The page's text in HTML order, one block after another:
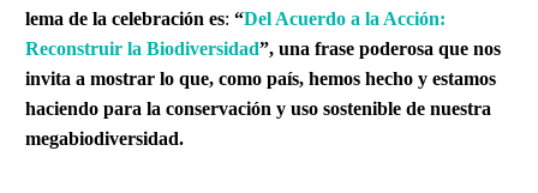
lema de la celebración es: “Del Acuerdo a la Acción:
Reconstruir la Biodiversidad”, una frase poderosa que nos
invita a mostrar lo que, como país, hemos hecho y estamos
haciendo para la conservación y uso sostenible de nuestra
megabiodiversidad.